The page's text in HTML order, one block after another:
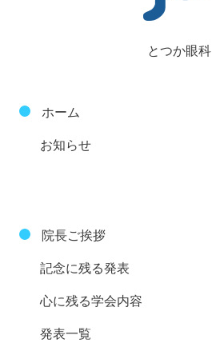
とつか眼科
ホーム
お知らせ
院長ご挨拶
記念に残る発表
心に残る学会内容
発表一覧